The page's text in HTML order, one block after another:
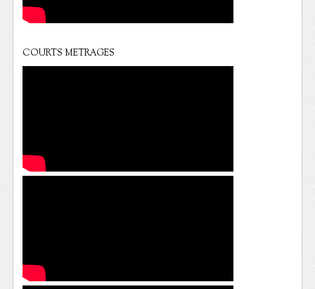
COURTS METRAGES